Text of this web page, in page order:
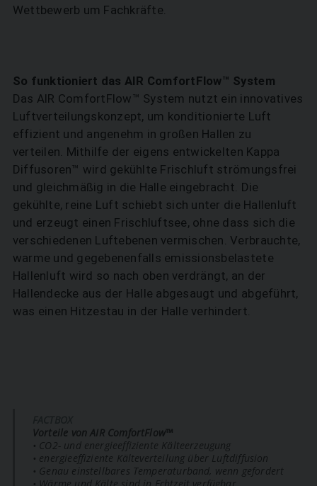
Wettbewerb um Fachkräfte.
So funktioniert das AIR ComfortFlow™ System
Das AIR ComfortFlow™ System nutzt ein innovatives
Luftverteilungskonzept, um konditionierte Luft
effizient und angenehm in großen Hallen zu
verteilen. Mithilfe der eigens entwickelten Kappa
Diffusoren™ wird gekühlte Frischluft strömungsfrei
und gleichmäßig in die Halle eingebracht. Die
gekühlte, reine Luft schiebt sich unter die Hallenluft
und erzeugt einen Frischluftsee, ohne dass sich die
verschiedenen Luftebenen vermischen. Verbrauchte,
warme und gegebenenfalls emissionsbelastete
Hallenluft wird so nach oben verdrängt, an der
Hallendecke aus der Halle abgesaugt und abgeführt,
was einen Hitzestau in der Halle verhindert.
Vorteile von AIR ComfortFlow™
• CO2- und energieeffiziente ­Kälteerzeugung
• energieeffiziente Kälteverteilung über Luftdiffusion
• Genau einstellbares Temperaturband, wenn gefordert
• Wärme und Kälte sind in Echtzeit ­verfügbar